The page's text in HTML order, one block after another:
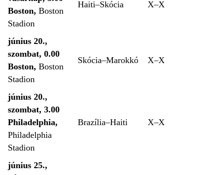
Boston, Boston
Stadion
Haiti–Skócia X–X
június 20.,
szombat, 0.00
Boston, Boston
Stadion
Skócia–Marokkó X–X
június 20.,
szombat, 3.00
Philadelphia,
Philadelphia
Stadion
Brazília–Haiti X–X
június 25.,